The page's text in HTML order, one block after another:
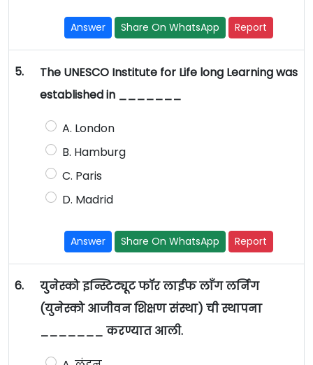
Answer Share On WhatsApp Report
5.
The UNESCO Institute for Life long Learning was
established in _______
A. London
B. Hamburg
C. Paris
D. Madrid
Answer Share On WhatsApp Report
6.
युनेस्को इन्स्टिट्यूट फॉर लाईफ लाँग लर्निग
(युनेस्को आजीवन शिक्षण संस्था) ची स्थापना
_______ करण्यात आली.